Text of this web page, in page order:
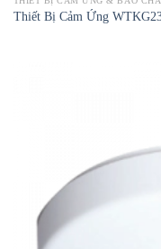
Thiết Bị Cảm Ứng